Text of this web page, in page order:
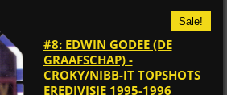
Sale!
#8: EDWIN GODEE (DE
GRAAFSCHAP) -
CROKY/NIBB-IT TOPSHOTS
EREDIVISIE 1995-1996